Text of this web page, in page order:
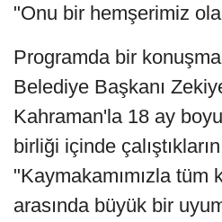
"Onu bir hemşerimiz
Programda bir
Belediye Başkanı
Kahraman'la 18 ay
birliği içinde
"Kaymakamımızla tüm
arasında büyük bir